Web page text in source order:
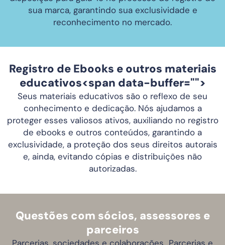
sua marca, garantindo sua exclusividade e
reconhecimento no mercado.
Registro de Ebooks e outros materiais
educativos<span data-buffer="">
Seus materiais educativos são o reflexo de seu
conhecimento e dedicação. Nós ajudamos a
proteger esses valiosos ativos, auxiliando no registro
de ebooks e outros conteúdos, garantindo a
exclusividade, a proteção dos seus direitos autorais
e, ainda, evitando cópias e distribuições não
autorizadas.
Questões com sócios, assessores e
parceiros